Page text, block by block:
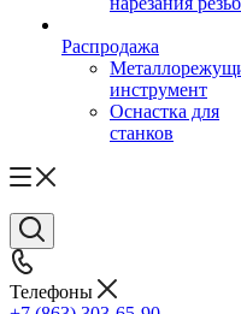
Распродажа
инструмент
Оснастка для
станков
Телефоны